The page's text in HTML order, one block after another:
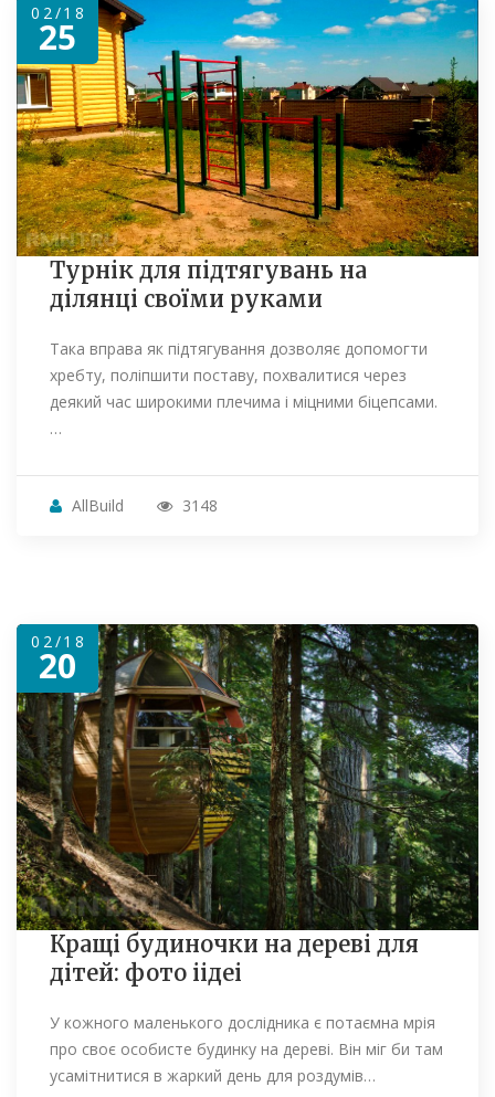
02/18
25
Турнік для підтягувань на
ділянці своїми руками
Така вправа як підтягування дозволяє допомогти
хребту, поліпшити поставу, похвалитися через
деякий час широкими плечима і міцними біцепсами.
…
AllBuild 3148
02/18
20
Кращі будиночки на дереві для
дітей: фото іідеі
У кожного маленького дослідника є потаємна мрія
про своє особисте будинку на дереві. Він міг би там
усамітнитися в жаркий день для роздумів…